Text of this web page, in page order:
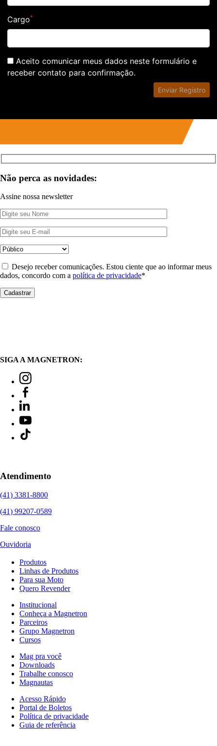
Não perca as novidades:
Assine nossa newsletter
Desejo receber comunicações. Estou ciente que ao informar meus
dados, concordo com a política de privacidade*
SIGA A MAGNETRON:
Atendimento
(41) 3381-8800
(41) 99207-0589
Fale conosco
Ouvidoria
Produtos
Linhas de Produtos
Para sua Moto
Quero Revender
Institucional
Conheça a Magnetron
Parceiros
Grupo Magnetron
Cursos
Mag pra você
Downloads
Trabalhe conosco
Magnautas
Acesso Rápido
Portal de Boletos
Política de privacidade
Guia de referência